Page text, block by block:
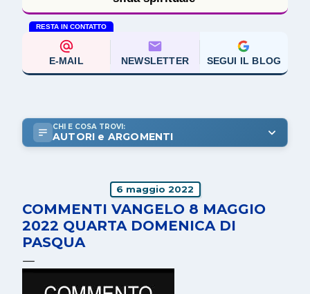
RESTA IN CONTATTO
E-MAIL NEWSLETTER SEGUI IL BLOG
CHI E COSA TROVI:
AUTORI e ARGOMENTI
6 maggio 2022
COMMENTI VANGELO 8 MAGGIO
2022 QUARTA DOMENICA DI
PASQUA